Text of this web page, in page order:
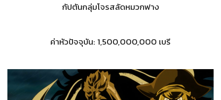
กัปตันกลุ่มโจรสลัดหมวกฟาง
ค่าหัวปัจจุบัน: 1,500,000,000 เบรี